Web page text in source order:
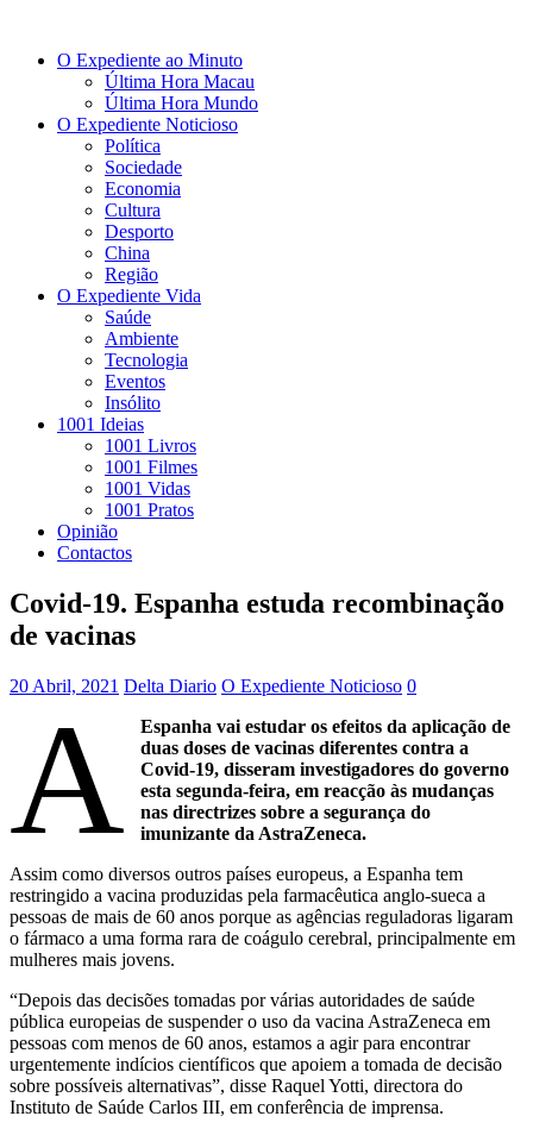
O Expediente ao Minuto
Última Hora Macau
Última Hora Mundo
O Expediente Noticioso
Política
Sociedade
Economia
Cultura
Desporto
China
Região
O Expediente Vida
Saúde
Ambiente
Tecnologia
Eventos
Insólito
1001 Ideias
1001 Livros
1001 Filmes
1001 Vidas
1001 Pratos
Opinião
Contactos
Covid-19. Espanha estuda recombinação
de vacinas
20 Abril, 2021 Delta Diario O Expediente Noticioso 0
A
Espanha vai estudar os efeitos da aplicação de
duas doses de vacinas diferentes contra a
Covid-19, disseram investigadores do governo
esta segunda-feira, em reacção às mudanças
nas directrizes sobre a segurança do
imunizante da AstraZeneca.
Assim como diversos outros países europeus, a Espanha tem
restringido a vacina produzidas pela farmacêutica anglo-sueca a
pessoas de mais de 60 anos porque as agências reguladoras ligaram
o fármaco a uma forma rara de coágulo cerebral, principalmente em
mulheres mais jovens.
“Depois das decisões tomadas por várias autoridades de saúde
pública europeias de suspender o uso da vacina AstraZeneca em
pessoas com menos de 60 anos, estamos a agir para encontrar
urgentemente indícios científicos que apoiem a tomada de decisão
sobre possíveis alternativas”, disse Raquel Yotti, directora do
Instituto de Saúde Carlos III, em conferência de imprensa.